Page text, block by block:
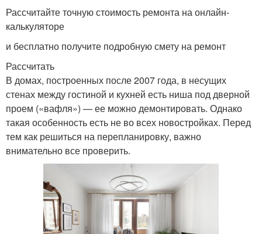
Рассчитайте точную стоимость ремонта на онлайн-
калькуляторе
и бесплатно получите подробную смету на ремонт
Рассчитать
В домах, построенных после 2007 года, в несущих
стенах между гостиной и кухней есть ниша под дверной
проем («вафля») — ее можно демонтировать. Однако
такая особенность есть не во всех новостройках. Перед
тем как решиться на перепланировку, важно
внимательно все проверить.